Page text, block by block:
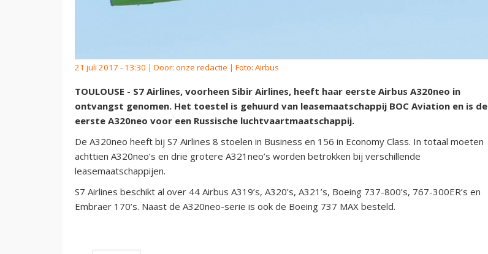
21 juli 2017 - 13:30 | Door: onze redactie | Foto: Airbus
TOULOUSE - S7 Airlines, voorheen Sibir Airlines, heeft haar eerste Airbus A320neo in
ontvangst genomen. Het toestel is gehuurd van leasemaatschappij BOC Aviation en is de
eerste A320neo voor een Russische luchtvaartmaatschappij.
De A320neo heeft bij S7 Airlines 8 stoelen in Business en 156 in Economy Class. In totaal moeten
achttien A320neo’s en drie grotere A321neo’s worden betrokken bij verschillende
leasemaatschappijen.
S7 Airlines beschikt al over 44 Airbus A319’s, A320’s, A321’s, Boeing 737-800’s, 767-300ER’s en
Embraer 170’s. Naast de A320neo-serie is ook de Boeing 737 MAX besteld.